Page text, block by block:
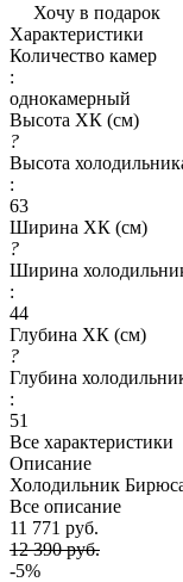
Хочу в подарок
Характеристики
Количество камер
:
однокамерный
Высота ХК (см)
?
Высота
:
63
Ширина ХК (см)
?
Ширина
:
44
Глубина ХК (см)
?
Глубина
:
51
Все характеристики
Описание
Холодильник
Все описание
11 771 руб.
12 390 руб.
-5%